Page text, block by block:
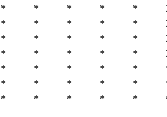
*
* * * *
* * * * *
*
* * * *
*
* * * *
* * * * *
*
* * * *
*
* * * *